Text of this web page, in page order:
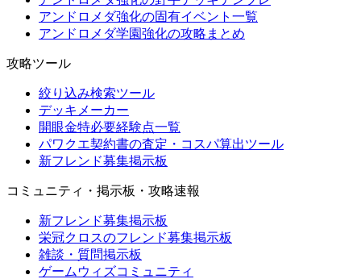
アンドロメダ強化の固有イベント一覧
アンドロメダ学園強化の攻略まとめ
攻略ツール
絞り込み検索ツール
デッキメーカー
開眼金特必要経験点一覧
パワクエ契約書の査定・コスパ算出ツール
新フレンド募集掲示板
コミュニティ・掲示板・攻略速報
新フレンド募集掲示板
栄冠クロスのフレンド募集掲示板
雑談・質問掲示板
ゲームウィズコミュニティ